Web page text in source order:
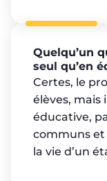
Quelqu’un
seul qu’en
Certes, le
élèves, mais
éducative,
communs et
la vie d’un